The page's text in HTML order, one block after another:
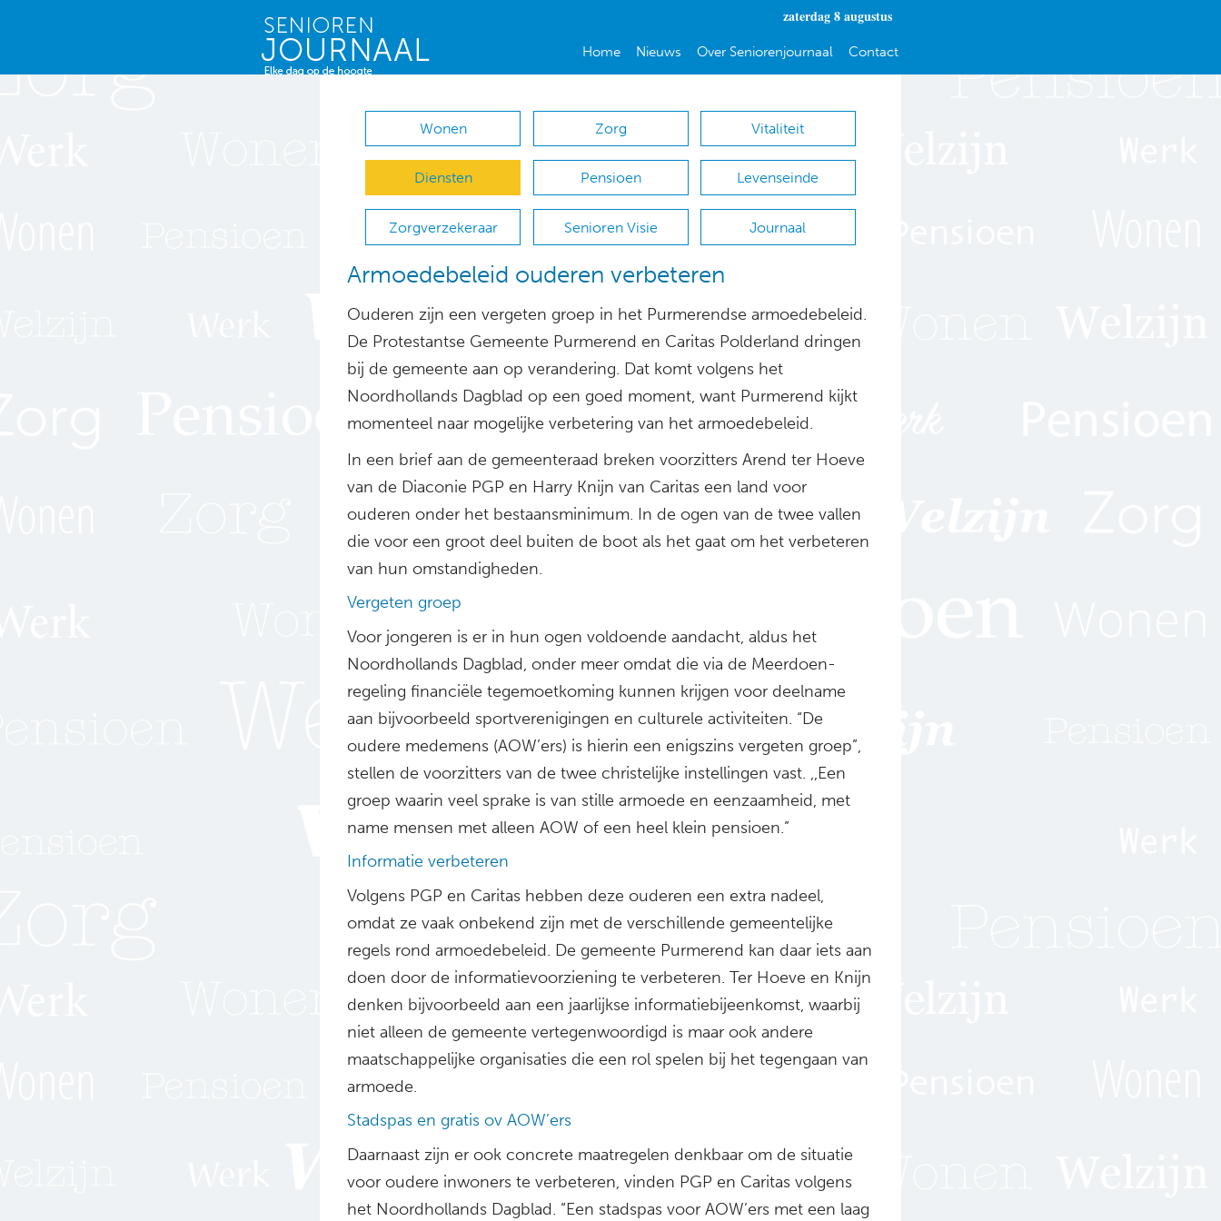
zaterdag 8 augustus
Home Nieuws Over Seniorenjournaal Contact
Wonen Zorg Vitaliteit
Diensten Pensioen Levenseinde
Zorgverzekeraar Senioren Visie Journaal
Armoedebeleid ouderen verbeteren
Ouderen zijn een vergeten groep in het Purmerendse armoedebeleid.
De Protestantse Gemeente Purmerend en Caritas Polderland dringen
bij de gemeente aan op verandering. Dat komt volgens het
Noordhollands Dagblad op een goed moment, want Purmerend kijkt
momenteel naar mogelijke verbetering van het armoedebeleid.
In een brief aan de gemeenteraad breken voorzitters Arend ter Hoeve
van de Diaconie PGP en Harry Knijn van Caritas een land voor
ouderen onder het bestaansminimum. In de ogen van de twee vallen
die voor een groot deel buiten de boot als het gaat om het verbeteren
van hun omstandigheden.
Vergeten groep
Voor jongeren is er in hun ogen voldoende aandacht, aldus het
Noordhollands Dagblad, onder meer omdat die via de Meerdoen-
regeling financiële tegemoetkoming kunnen krijgen voor deelname
aan bijvoorbeeld sportverenigingen en culturele activiteiten. “De
oudere medemens (AOW’ers) is hierin een enigszins vergeten groep”,
stellen de voorzitters van de twee christelijke instellingen vast. ,,Een
groep waarin veel sprake is van stille armoede en eenzaamheid, met
name mensen met alleen AOW of een heel klein pensioen.”
Informatie verbeteren
Volgens PGP en Caritas hebben deze ouderen een extra nadeel,
omdat ze vaak onbekend zijn met de verschillende gemeentelijke
regels rond armoedebeleid. De gemeente Purmerend kan daar iets aan
doen door de informatievoorziening te verbeteren. Ter Hoeve en Knijn
denken bijvoorbeeld aan een jaarlijkse informatiebijeenkomst, waarbij
niet alleen de gemeente vertegenwoordigd is maar ook andere
maatschappelijke organisaties die een rol spelen bij het tegengaan van
armoede.
Stadspas en gratis ov AOW’ers
Daarnaast zijn er ook concrete maatregelen denkbaar om de situatie
voor oudere inwoners te verbeteren, vinden PGP en Caritas volgens
het Noordhollands Dagblad. “Een stadspas voor AOW’ers met een laag